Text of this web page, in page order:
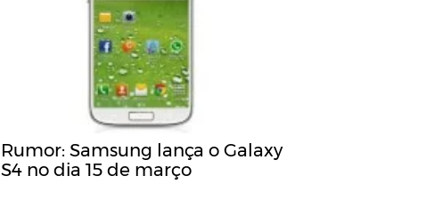
Rumor: Samsung lança o Galaxy
S4 no dia 15 de março